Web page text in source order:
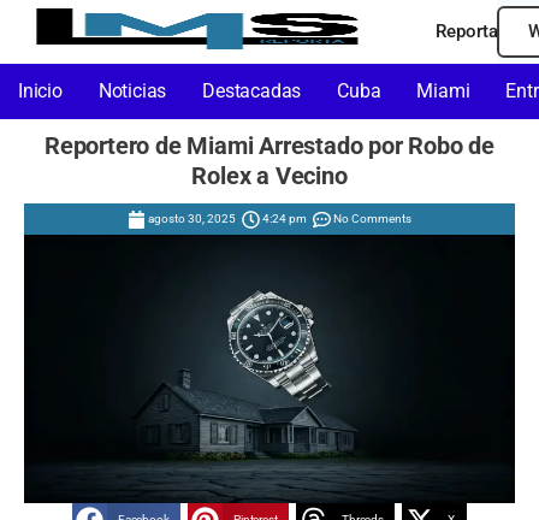
Reporta
Inicio Noticias Destacadas Cuba Miami
Reportero de Miami Arrestado por Robo de
Rolex a Vecino
agosto 30, 2025 4:24 pm No Comments